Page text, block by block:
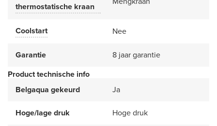
thermostatische kraan
Coolstart Nee
Garantie
8 jaar garantie
Product technische info
Belgaqua gekeurd
Ja
Hoge/lage druk Hoge druk